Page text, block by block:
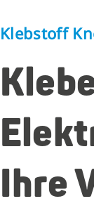
Klebstoff
Ihre